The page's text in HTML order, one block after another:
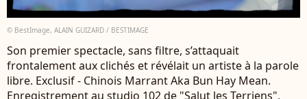
© BestImage, ALAIN GUIZARD / BESTIMAGE
Son premier spectacle, sans filtre, s’attaquait
frontalement aux clichés et révélait un artiste à la parole
libre. Exclusif - Chinois Marrant Aka Bun Hay Mean.
Enregistrement au studio 102 de "Salut les Terriens",